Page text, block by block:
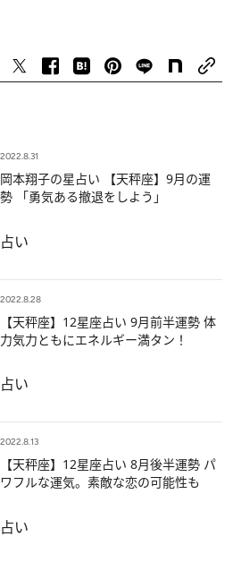
の運命が分かります。
2022.8.31
岡本翔子の星占い 【天秤座】9月の運
勢 「勇気ある撤退をしよう」
占い
2022.8.28
【天秤座】12星座占い 9月前半運勢 体
力気力ともにエネルギー満タン！
占い
2022.8.13
【天秤座】12星座占い 8月後半運勢 パ
ワフルな運気。素敵な恋の可能性も
占い